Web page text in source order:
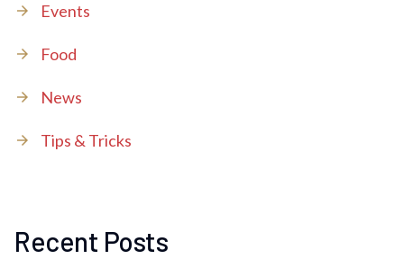
Events
Food
News
Tips & Tricks
Recent Posts